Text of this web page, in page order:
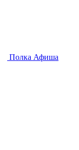
Полка Афиша